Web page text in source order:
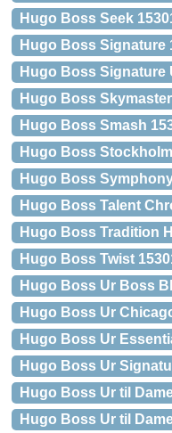
Hugo Boss Seek
Hugo Boss Signature
Hugo Boss Signature
Hugo Boss
Hugo Boss Smash
Hugo Boss
Hugo Boss
Hugo Boss Talent
Hugo Boss Tradition
Hugo Boss Twist
Hugo Boss Ur Boss
Hugo Boss Ur
Hugo Boss Ur
Hugo Boss Ur
Hugo Boss Ur til
Hugo Boss Ur til